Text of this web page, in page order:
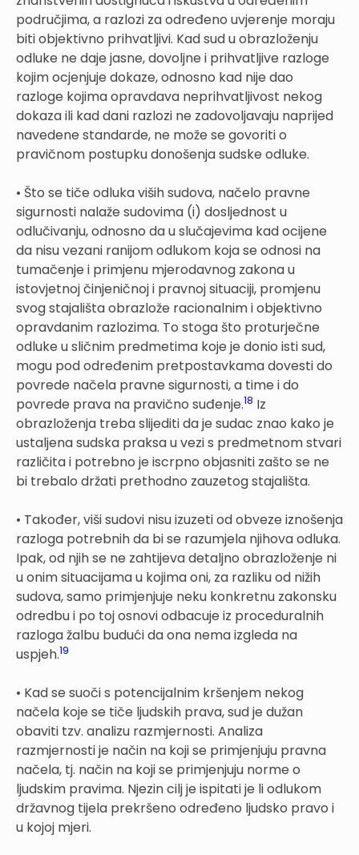
područjima, a razlozi za određeno uvjerenje moraju
biti objektivno prihvatljivi. Kad sud u obrazloženju
odluke ne daje jasne, dovoljne i prihvatljive razloge
kojim ocjenjuje dokaze, odnosno kad nije dao
razloge kojima opravdava neprihvatljivost nekog
dokaza ili kad dani razlozi ne zadovoljavaju naprijed
navedene standarde, ne može se govoriti o
pravičnom postupku donošenja sudske odluke.
• Što se tiče odluka viših sudova, načelo pravne
sigurnosti nalaže sudovima (i) dosljednost u
odlučivanju, odnosno da u slučajevima kad ocijene
da nisu vezani ranijom odlukom koja se odnosi na
tumačenje i primjenu mjerodavnog zakona u
istovjetnoj činjeničnoj i pravnoj situaciji, promjenu
svog stajališta obrazlože racionalnim i objektivno
opravdanim razlozima. To stoga što proturječne
odluke u sličnim predmetima koje je donio isti sud,
mogu pod određenim pretpostavkama dovesti do
povrede načela pravne sigurnosti, a time i do
povrede prava na pravično suđenje.18 Iz
obrazloženja treba slijediti da je sudac znao kako je
ustaljena sudska praksa u vezi s predmetnom stvari
različita i potrebno je iscrpno objasniti zašto se ne
bi trebalo držati prethodno zauzetog stajališta.
• Također, viši sudovi nisu izuzeti od obveze iznošenja
razloga potrebnih da bi se razumjela njihova odluka.
Ipak, od njih se ne zahtijeva detaljno obrazloženje ni
u onim situacijama u kojima oni, za razliku od nižih
sudova, samo primjenjuje neku konkretnu zakonsku
odredbu i po toj osnovi odbacuje iz proceduralnih
razloga žalbu budući da ona nema izgleda na
uspjeh.19
• Kad se suoči s potencijalnim kršenjem nekog
načela koje se tiče ljudskih prava, sud je dužan
obaviti tzv. analizu razmjernosti. Analiza
razmjernosti je način na koji se primjenjuju pravna
načela, tj. način na koji se primjenjuju norme o
ljudskim pravima. Njezin cilj je ispitati je li odlukom
državnog tijela prekršeno određeno ljudsko pravo i
u kojoj mjeri.